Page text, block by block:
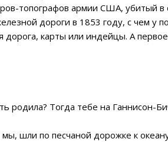
топографов армии США, убитый в
дороги в 1853 году, с чем у
дорога, карты или индейцы. А
родила? Тогда тебе на Ганнисон-
шли по песчаной дорожке к